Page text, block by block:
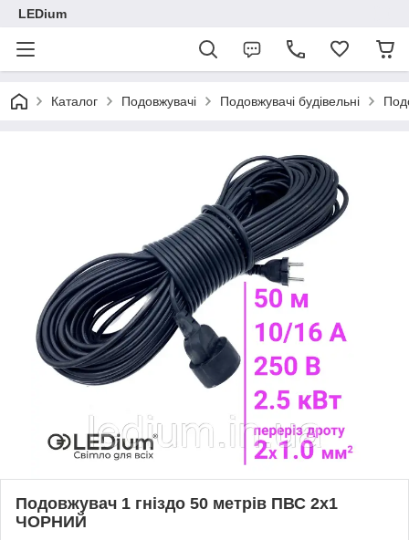
LEDium
Каталог Подовжувачі Подовжувачі будівельні
Подовжувач 1 гніздо 50 метрів ПВС 2х1
ЧОРНИЙ